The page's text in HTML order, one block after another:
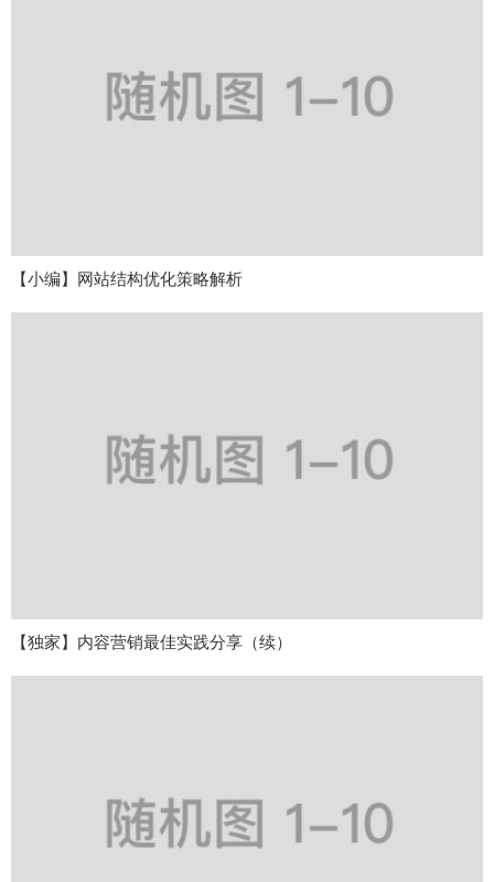
【小编】网站结构优化策略解析
【独家】内容营销最佳实践分享（续）